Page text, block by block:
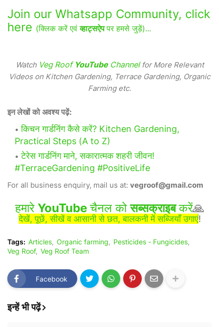
Join our Whatsapp Community, click
here (क्लिक करें एवंव्हाट्सऐपपर हमसे जुड़ें)...
Watch Veg Roof YouTubeChannelfor More Relevant
Videos on Kitchen Gardening, Terrace Gardening, Organic
Farming etc.
इन लेखों को अवश्य पढ़ें:
किचन गार्डनिंग कैसे करें? Kitchen Gardening,
Practical Steps (A to Z)
टेरेस गार्डनिंग माने, सकारात्मक शहरी जीवन!
#TerraceGardening #PositiveLife
For all business enquiry, mail us at: vegroof@gmail.com
हमारे YouTubeचैनल कोसब्सक्राइबकरें🙏
देखें, पूछें, सीखें व आसानी से छत, बालकनी में सब्जियाँ उगाएं!
Tags: Articles Organic farming
Pesticides - Fungicides
Veg Roof Veg Roof Team
Facebook
इन्हें भी पढ़ें